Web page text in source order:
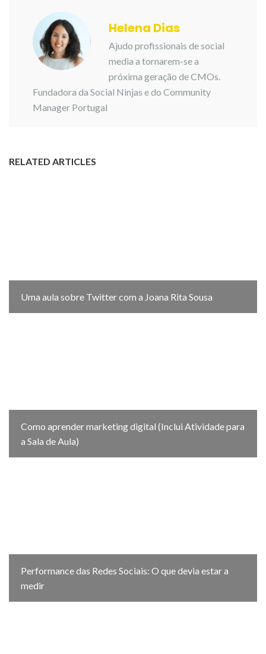
Helena Dias
Ajudo profissionais de social
media a tornarem-se a
próxima geração de CMOs.
Fundadora da Social Ninjas e do Community
Manager Portugal
RELATED ARTICLES
Uma aula sobre Twitter com a Joana Rita Sousa
Como aprender marketing digital (Inclui Atividade para
a Sala de Aula)
Performance das Redes Sociais: O que devia estar a
medir